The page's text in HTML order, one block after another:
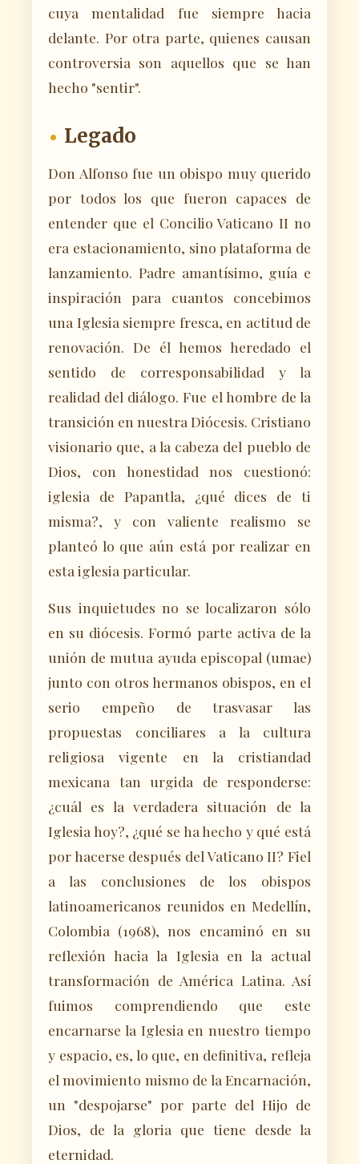
cuya mentalidad fue siempre hacia
delante. Por otra parte, quienes causan
controversia son aquellos que se han
hecho "sentir".
Legado
Don Alfonso fue un obispo muy querido
por todos los que fueron capaces de
entender que el Concilio Vaticano II no
era estacionamiento, sino plataforma de
lanzamiento. Padre amantísimo, guía e
inspiración para cuantos concebimos
una Iglesia siempre fresca, en actitud de
renovación. De él hemos heredado el
sentido de corresponsabilidad y la
realidad del diálogo. Fue el hombre de la
transición en nuestra Diócesis. Cristiano
visionario que, a la cabeza del pueblo de
Dios, con honestidad nos cuestionó:
iglesia de Papantla, ¿qué dices de ti
misma?, y con valiente realismo se
planteó lo que aún está por realizar en
esta iglesia particular.
Sus inquietudes no se localizaron sólo
en su diócesis. Formó parte activa de la
unión de mutua ayuda episcopal (umae)
junto con otros hermanos obispos, en el
serio empeño de trasvasar las
propuestas conciliares a la cultura
religiosa vigente en la cristiandad
mexicana tan urgida de responderse:
¿cuál es la verdadera situación de la
Iglesia hoy?, ¿qué se ha hecho y qué está
por hacerse después del Vaticano II? Fiel
a las conclusiones de los obispos
latinoamericanos reunidos en Medellín,
Colombia (1968), nos encaminó en su
reflexión hacia la Iglesia en la actual
transformación de América Latina. Así
fuimos comprendiendo que este
encarnarse la Iglesia en nuestro tiempo
y espacio, es, lo que, en definitiva, refleja
el movimiento mismo de la Encarnación,
un "despojarse" por parte del Hijo de
Dios, de la gloria que tiene desde la
eternidad.